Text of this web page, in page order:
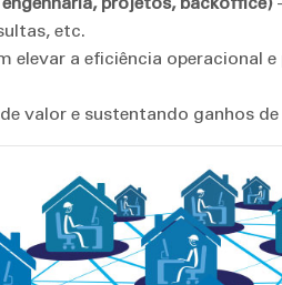
etc.
elevar a eficiência operacional
valor e sustentando ganhos